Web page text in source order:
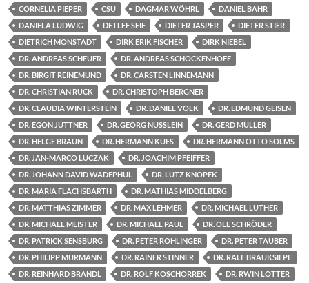
CORNELIA PIEPER
CSU DAGMAR WÖHRL
DANIEL BAHR
DANIELA LUDWIG
DETLEF SEIF DIETER JASPER
DIETER STIER
DIETRICH MONSTADT
DIRK ERIK FISCHER
DIRK NIEBEL
DR. ANDREAS SCHEUER
DR. ANDREAS SCHOCKENHOFF
DR. BIRGIT REINEMUND
DR. CARSTEN LINNEMANN
DR. CHRISTIAN RUCK
DR. CHRISTOPH BERGNER
DR. CLAUDIA WINTERSTEIN
DR. DANIEL VOLK
DR. EDMUND GEISEN
DR. EGON JÜTTNER
DR. GEORG NÜSSLEIN
DR. GERD MÜLLER
DR. HELGE BRAUN
DR. HERMANN KUES
DR. HERMANN OTTO SOLMS
DR. JAN-MARCO LUCZAK
DR. JOACHIM PFEIFFER
DR. JOHANN DAVID WADEPHUL
DR. LUTZ KNOPEK
DR. MARIA FLACHSBARTH
DR. MATHIAS MIDDELBERG
DR. MATTHIAS ZIMMER
DR. MAX LEHMER
DR. MICHAEL LUTHER
DR. MICHAEL MEISTER
DR. MICHAEL PAUL
DR. OLE SCHRÖDER
DR. PATRICK SENSBURG
DR. PETER RÖHLINGER
DR. PETER TAUBER
DR. PHILIPP MURMANN
DR. RAINER STINNER
DR. RALF BRAUKSIEPE
DR. REINHARD BRANDL
DR. ROLF KOSCHORREK
DR. RWIN LOTTER